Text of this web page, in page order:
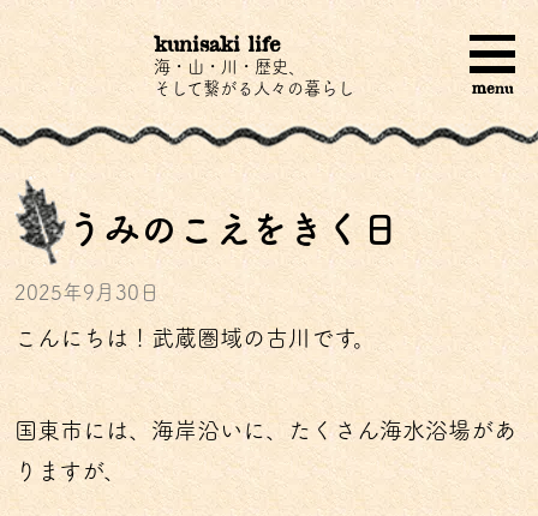
kunisaki life
海・山・川・歴史、
そして繋がる人々の暮らし
menu
うみのこえをきく日
2025年9月30日
こんにちは！武蔵圏域の古川です。
国東市には、海岸沿いに、たくさん海水浴場があ
りますが、